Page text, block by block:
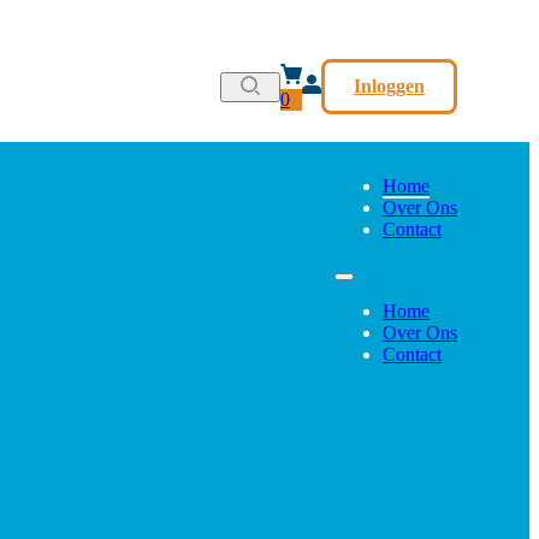
0
Inloggen
Home
Over Ons
Contact
Home
Over Ons
Contact